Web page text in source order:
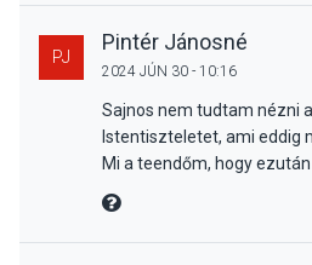
PJ
Pintér Jánosné
2024 JÚN 30 - 10:16
Sajnos nem tudtam nézni
Istentiszteletet, ami eddig
Mi a teendőm, hogy
MIRE MONDTA